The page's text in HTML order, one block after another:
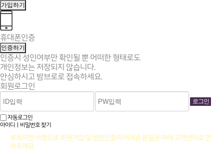
가입하기
휴대폰인증
인증하기
인증시 성인여부만 확인될 뿐 어떠한 형태로도
개인정보는 저장되지 않습니다.
안심하시고 밤브로로 접속하세요.
회원로그인
자동로그인
아이디ㅣ비밀번호 찾기
부득이한 사정으로 회원가입 및 성인인증이 어려운 분들은 아래 고객센터로 연
락주세요